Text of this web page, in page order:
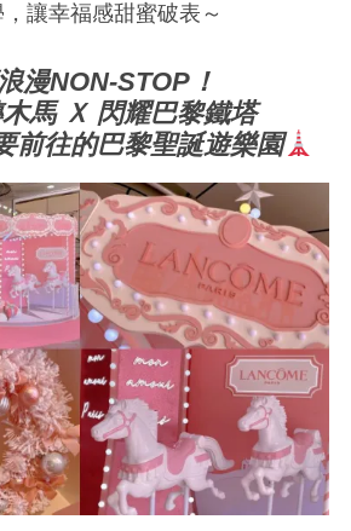
讓幸福感甜蜜破表～
漫NON-STOP！
馬 Ｘ 閃耀巴黎鐵塔
前往的巴黎聖誕遊樂園